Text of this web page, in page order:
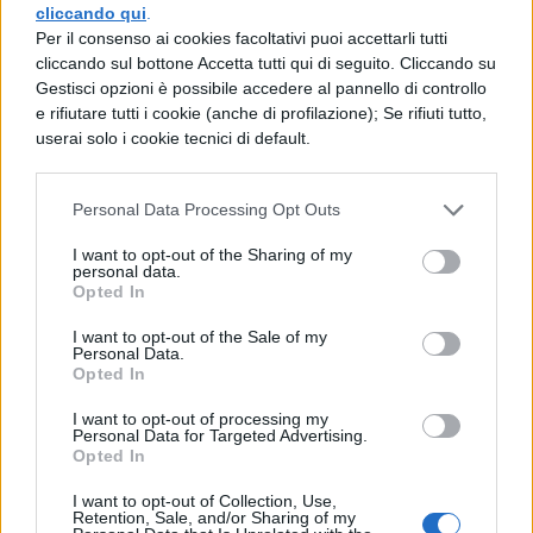
cliccando qui
Per il consenso ai cookies facoltativi puoi accettarli tutti
cliccando sul bottone Accetta tutti qui di seguito. Cliccando su
Gestisci opzioni è possibile accedere al pannello di controllo
e rifiutare tutti i cookie (anche di profilazione); Se rifiuti tutto,
userai solo i cookie tecnici di default.
Personal Data Processing Opt Outs
I want to opt-out of the Sharing of my
personal data.
Opted In
I want to opt-out of the Sale of my
Personal Data.
Opted In
I want to opt-out of processing my
Personal Data for Targeted Advertising.
Opted In
I want to opt-out of Collection, Use,
Retention, Sale, and/or Sharing of my
mantenendo un equilibrio tra emozione e
coinvolgimento per il pubblico.
La possibile scaletta
Anche se la setlist ufficiale del tour 2025
non è ancora stata annunciata, possiamo
ipotizzare che il concerto dei Counting
Crows seguirà una scaletta simile a quella
dei tour recenti. La band è nota per
includere brani iconici del loro repertorio,
Ecco una possibile scaletta basata sui
concerti precedenti: